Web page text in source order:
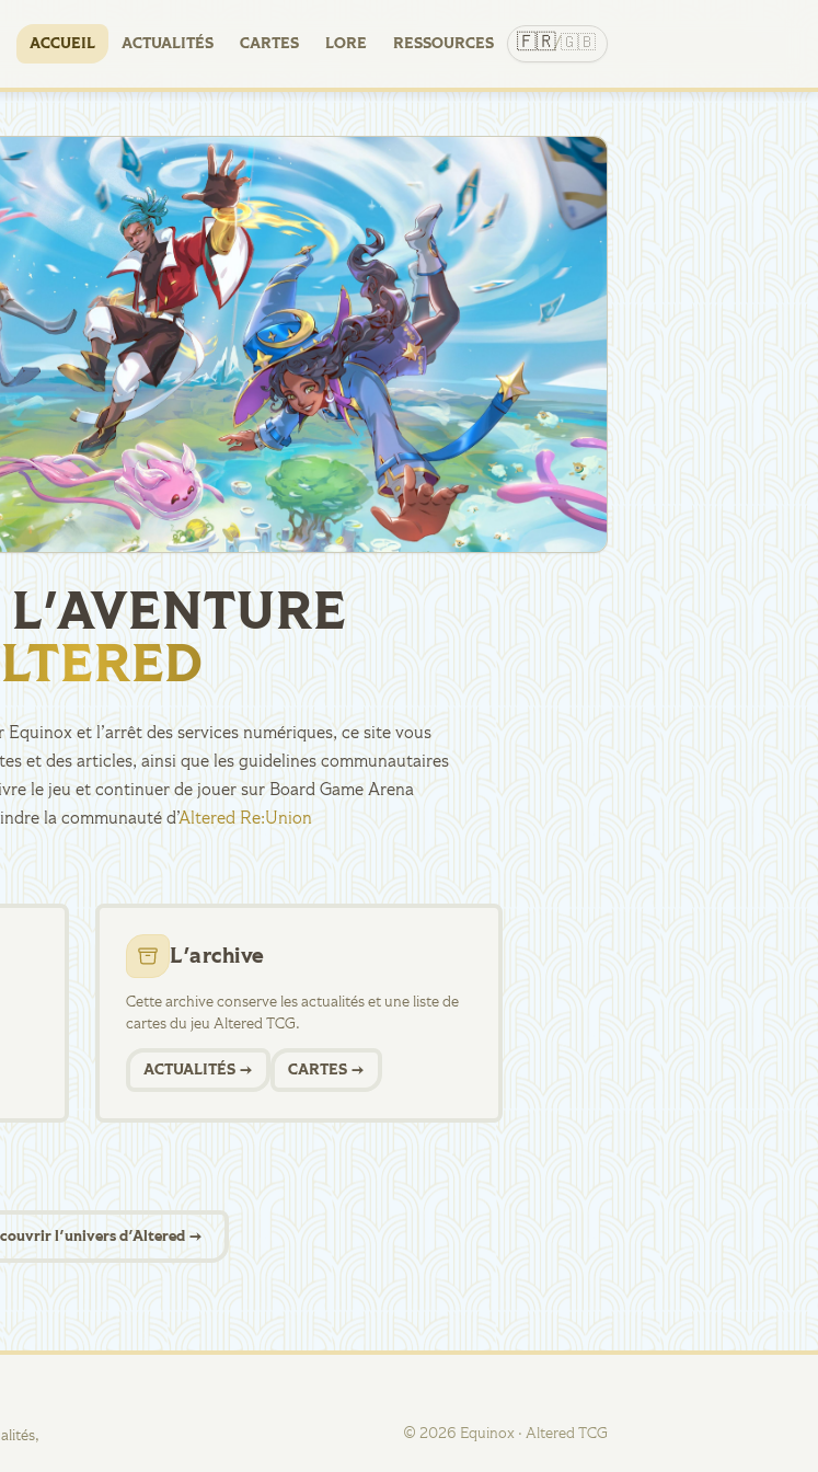
ACCUEIL ACTUALITÉS CARTES LORE RESSOURCES 🇫🇷/🇬🇧
et l’arrêt des services numériques, ce site vous
et des articles, ainsi que les guidelines communautaires
le jeu et continuer de jouer sur Board Game Arena
la communauté d’Altered Re:Union
L'archive
Cette archive conserve les actualités et une liste de
cartes du jeu Altered TCG.
ACTUALITÉS → CARTES →
l'univers d'Altered →
© 2026 Equinox · Altered TCG